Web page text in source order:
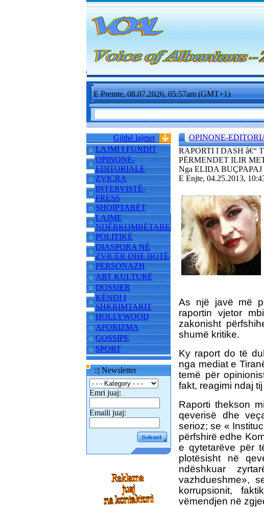
E Premte, 08.07.2026, 05:57am (GMT+1)
Gjithë lajmet
LAJMI I FUNDIT
OPINONE-
EDITORIALE
ZVICRA
INTERVISTË-
PRESS
SHQIPTARËT
LAJME
NDËRKOMBËTARE
POLITIKË
DIASPORA NË
ZVICËR DHE BOTË
PERSONAZH
ART KULTURË
DOSSIER
KËNDI I
SHKRIMTARIT
HOLLYWOOD
AFORIZMA
GOSSIPE
SPORT
::| Newsletter
Emri juaj:
Emaili juaj:
OPINONE-
RAPORTI I DASH â€“
PËRMENDET ILIR
Nga ELIDA BUÇPAPAJ
E Enjte, 04.25.2013,
As një javë më
raportin vjetor
zakonisht
shumë kritike.
Ky raport do të
nga mediat e
temë për
fakt, reagimi ndaj
Raporti thekson
qeverisë dhe
serioz; se «
përfshirë edhe
e qytetarëve për
plotësisht në
ndëshkuar
vazhdueshme»,
korrupsionit,
vëmendjen në